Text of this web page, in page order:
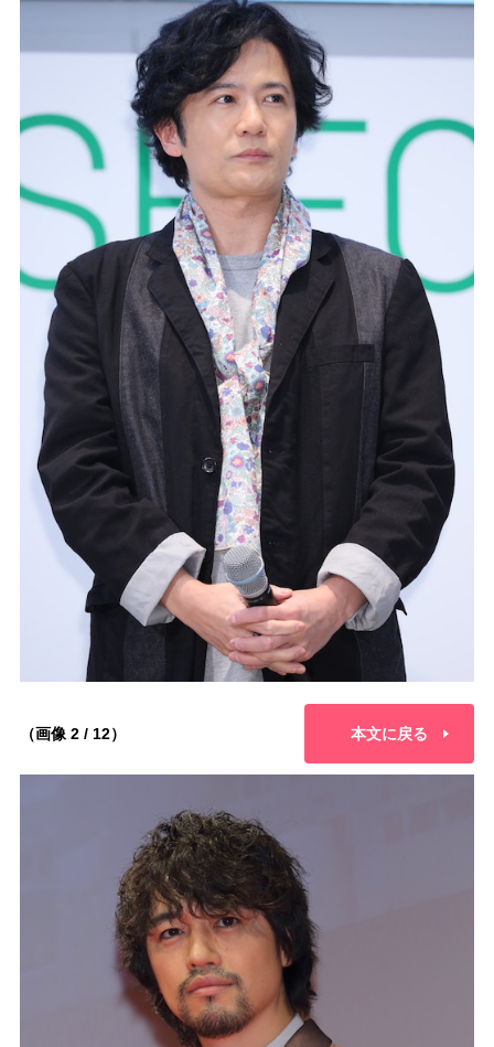
（画像 2 / 12） 本文に戻る